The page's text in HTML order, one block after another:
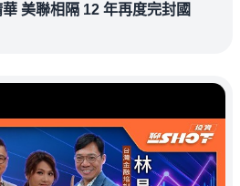
美聯相隔 12 年再度完封國